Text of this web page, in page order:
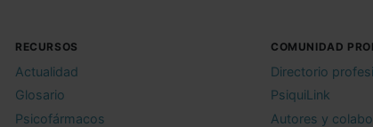
RECURSOS
Actualidad
Glosario
Psicofármacos
COMUNIDAD
Directorio
PsiquiLink
Autores y